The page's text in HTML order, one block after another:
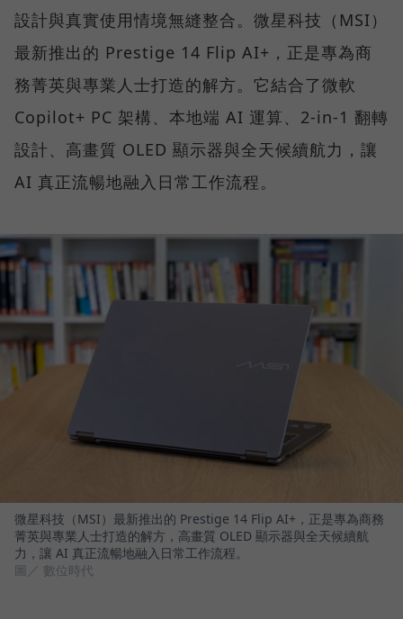
設計與真實使用情境無縫整合。微星科技（MSI）
最新推出的 Prestige 14 Flip AI+，正是專為商
務菁英與專業人士打造的解方。它結合了微軟
Copilot+ PC 架構、本地端 AI 運算、2-in-1 翻轉
設計、高畫質 OLED 顯示器與全天候續航力，讓
AI 真正流暢地融入日常工作流程。
微星科技（MSI）最新推出的 Prestige 14 Flip AI+，正是專為商務
菁英與專業人士打造的解方，高畫質 OLED 顯示器與全天候續航
力，讓 AI 真正流暢地融入日常工作流程。
圖／ 數位時代